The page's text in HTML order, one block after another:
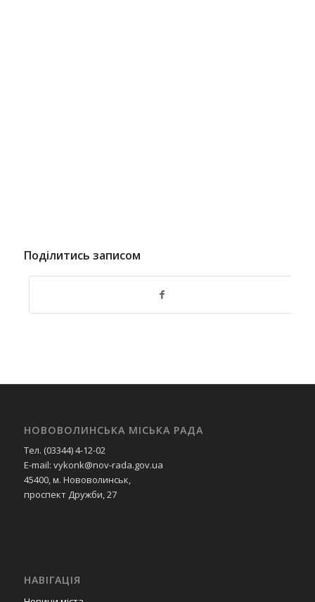
Поділитись записом
НОВОВОЛИНСЬКА МІСЬКА РАДА
Тел. (03344) 4-12-02
E-mail: vykonk@nov-rada.gov.ua
45400, м. Нововолинськ,
проспект Дружби, 27
НАВІГАЦІЯ